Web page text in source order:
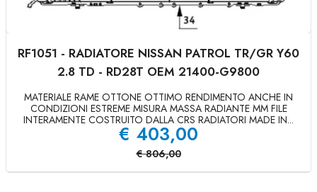
RF1051 - RADIATORE NISSAN PATROL TR/GR Y60
2.8 TD - RD28T OEM 21400-G9800
MATERIALE RAME OTTONE OTTIMO RENDIMENTO ANCHE IN
CONDIZIONI ESTREME MISURA MASSA RADIANTE MM FILE
INTERAMENTE COSTRUITO DALLA CRS RADIATORI MADE IN...
€ 403,00
€ 806,00